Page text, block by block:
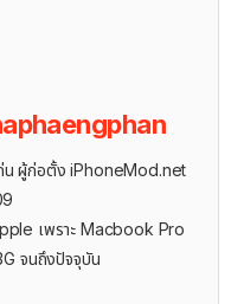
น ผู้ก่อตั้ง iPhoneMod.net
เพราะ Macbook Pro
จนถึงปัจจุบัน